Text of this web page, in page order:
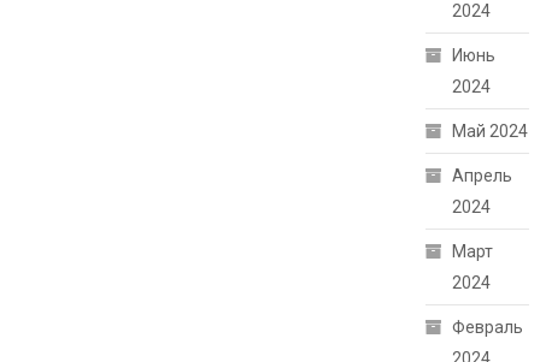
2024
Июнь
2024
Май 2024
Апрель
2024
Март
2024
Февраль